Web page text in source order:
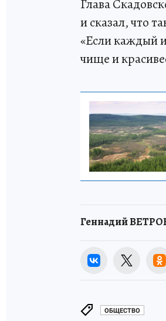
Глава
и сказал, что
«Если каждый
чище и
Геннадий
ОБЩЕСТВО